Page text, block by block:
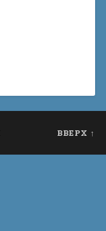
ВВЕРХ ↑